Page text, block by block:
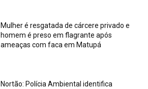
Mulher é resgatada de cárcere privado e
homem é preso em flagrante após
ameaças com faca em Matupá
Nortão: Polícia Ambiental identifica